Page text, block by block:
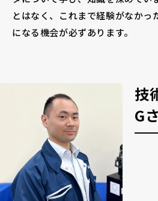
とはなく、これまで経験がなかっ
になる機会が必ずあります。
技
G